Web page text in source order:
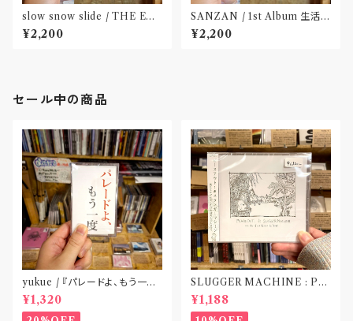
slow snow slide / THE EX
HIBITION(CD)〝山形県酒田
市〟
¥2,200
SANZAN / 1st Album 生活の
名残(CD)〝静岡県三島市〟
¥2,200
セール中の商品
yukue / 『パレードよ、もう一度』
(TAPE)
¥1,320
SLUGGER MACHINE : PE
ACE OUT! / we die if we d
o not do “DIG”(SPLIT CD)
〝横浜&札幌〟
¥1,188